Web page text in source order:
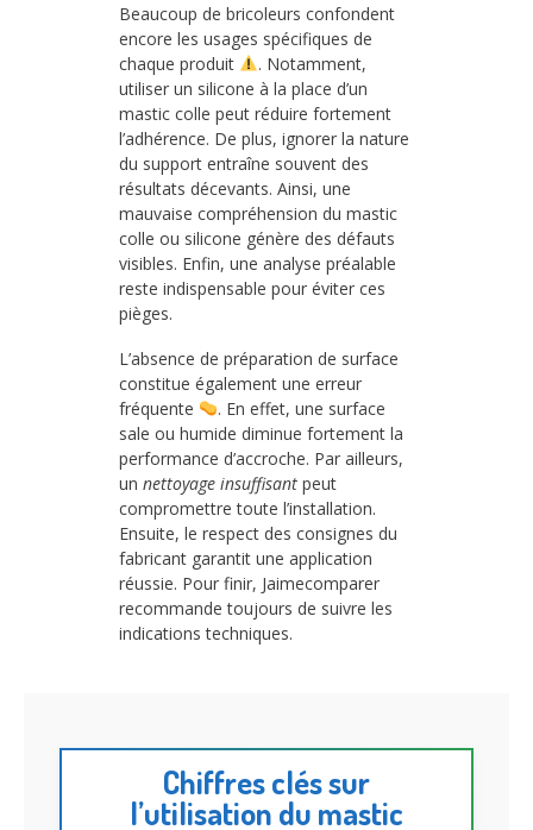
Beaucoup de bricoleurs confondent
encore les usages spécifiques de
chaque produit
. Notamment,
utiliser un silicone à la place d’un
mastic colle peut réduire fortement
l’adhérence. De plus, ignorer la nature
du support entraîne souvent des
résultats décevants. Ainsi, une
mauvaise compréhension du mastic
colle ou silicone génère des défauts
visibles. Enfin, une analyse préalable
reste indispensable pour éviter ces
pièges.
L’absence de préparation de surface
constitue également une erreur
fréquente
. En effet, une surface
sale ou humide diminue fortement la
performance d’accroche. Par ailleurs,
un nettoyage insuffisant peut
compromettre toute l’installation.
Ensuite, le respect des consignes du
fabricant garantit une application
réussie. Pour finir, Jaimecomparer
recommande toujours de suivre les
indications techniques.
Chiffres clés sur
l’utilisation du mastic